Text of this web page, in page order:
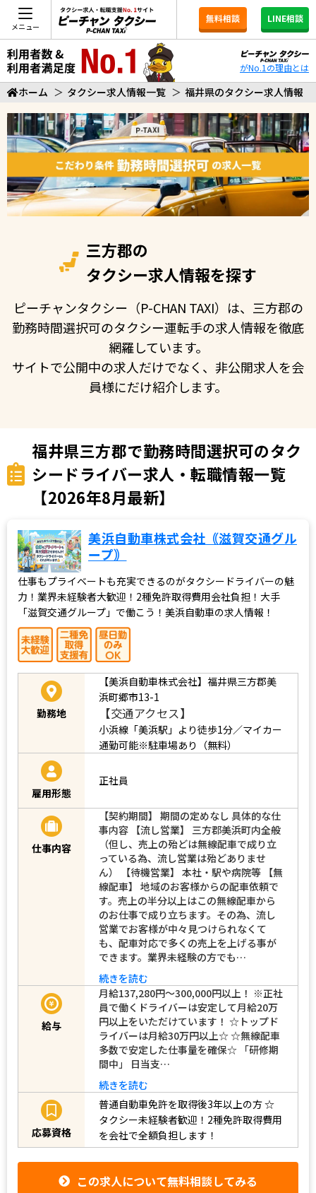
メニュー
無料相談 LINE相談
がNo.1の理由とは
ホーム ＞ タクシー求人情報一覧 ＞ 福井県のタクシー求人情報
三方郡の
タクシー求人情報を探す
ピーチャンタクシー（P-CHAN TAXI）は、三方郡の
勤務時間選択可のタクシー運転手の求人情報を徹底
網羅しています。
サイトで公開中の求人だけでなく、非公開求人を会
員様にだけ紹介します。
福井県三方郡で勤務時間選択可のタク
シードライバー求人・転職情報一覧
【2026年8月最新】
美浜自動車株式会社｟滋賀交通グル
ープ｠
仕事もプライベートも充実できるのがタクシードライバーの魅
力！業界未経験者大歓迎！2種免許取得費用会社負担！大手
「滋賀交通グループ」で働こう！美浜自動車の求人情報！
勤務地
【美浜自動車株式会社】福井県三方郡美
浜町郷市13-1
【交通アクセス】
小浜線「美浜駅」より徒歩1分／マイカー
通勤可能※駐車場あり（無料）
雇用形態
正社員
仕事内容
【契約期間】 期間の定めなし 具体的な仕
事内容 【流し営業】 三方郡美浜町内全般
（但し、売上の殆どは無線配車で成り立
っている為、流し営業は殆どありませ
ん） 【待機営業】 本社・駅や病院等 【無
線配車】 地域のお客様からの配車依頼で
す。売上の半分以上はこの無線配車から
のお仕事で成り立ちます。その為、流し
営業でお客様が中々見つけられなくて
も、配車対応で多くの売上を上げる事が
できます。業界未経験の方でも…
続きを読む
給与
月給137,280円～300,000円以上！ ※正社
員で働くドライバーは安定して月給20万
円以上をいただけています！ ☆トップド
ライバーは月給30万円以上☆ ☆無線配車
多数で安定した仕事量を確保☆ 「研修期
間中」 日当支…
続きを読む
応募資格
普通自動車免許を取得後3年以上の方☆
タクシー未経験者歓迎！2種免許取得費用
を会社で全額負担します！
この求人について無料相談してみる